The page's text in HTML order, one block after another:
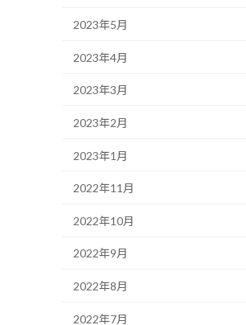
2023年5月
2023年4月
2023年3月
2023年2月
2023年1月
2022年11月
2022年10月
2022年9月
2022年8月
2022年7月